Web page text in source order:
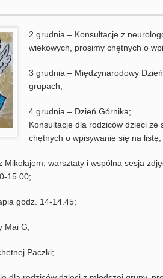
2 grudnia – Konsultacje z
wiekowych, prosimy chętnych o
3 grudnia – Międzynarodowy
grupach;
4 grudnia – Dzień Górnika;
Konsultacje dla rodziców dzieci
chętnych o wpisywanie się na listę;
Mikołajem, warsztaty i wspólna sesja
15.00;
godz. 14-14.45;
Mai G;
Paczki;